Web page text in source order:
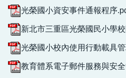
資安星際指南
光榮國小資安事件通報程序
新北市三重區光榮國民小學
光榮國小校內使用行動載具
教育體系電子郵件服務與安